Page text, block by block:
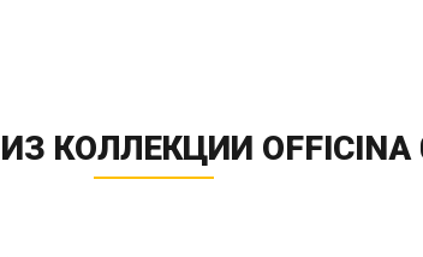
КОЛЛЕКЦИИ OFFICINA